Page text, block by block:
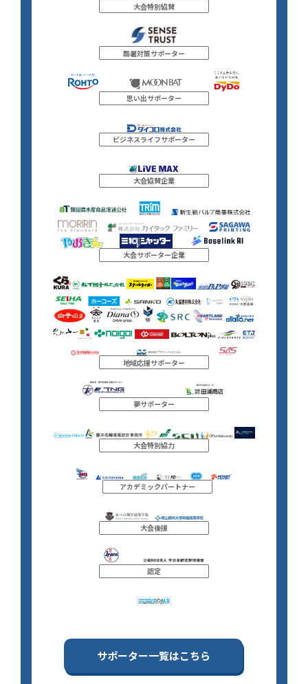
大会特別協賛
酷暑対策サポーター
思い出サポーター
ビジネスライフサポーター
大会協賛企業
大会サポーター企業
地域応援サポーター
夢サポーター
大会特別協力
アカデミックパートナー
大会後援
認定
サポーター一覧はこちら